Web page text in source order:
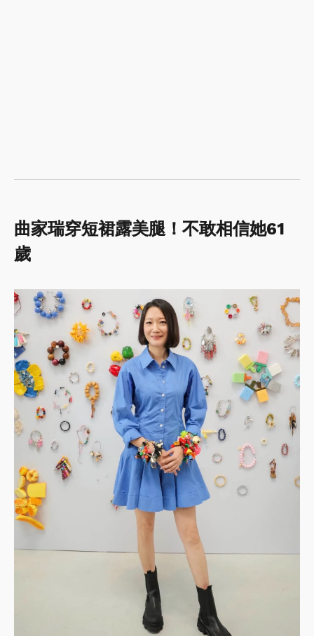
曲家瑞穿短裙露美腿！不敢相信她61
歲